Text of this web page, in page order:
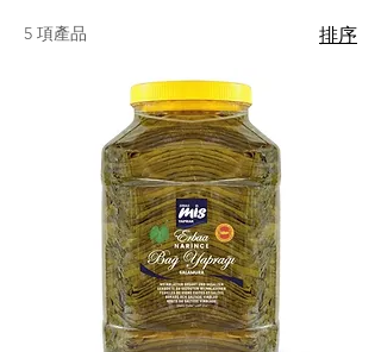
5 項產品 排序